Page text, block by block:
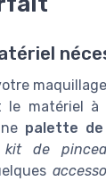
le matériel à
palette de
kit de